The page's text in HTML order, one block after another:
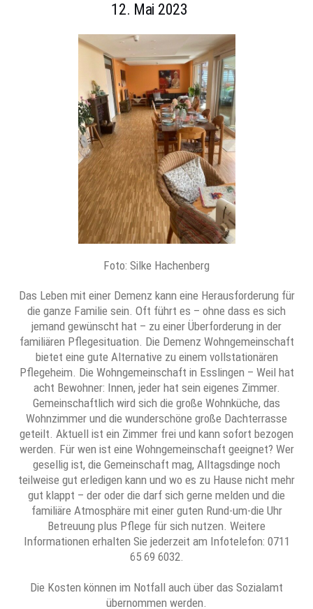
12. Mai 2023
Foto: Silke Hachenberg
Das Leben mit einer Demenz kann eine Herausforderung für
die ganze Familie sein. Oft führt es – ohne dass es sich
jemand gewünscht hat – zu einer Überforderung in der
familiären Pflegesituation. Die Demenz Wohngemeinschaft
bietet eine gute Alternative zu einem vollstationären
Pflegeheim. Die Wohngemeinschaft in Esslingen – Weil hat
acht Bewohner: Innen, jeder hat sein eigenes Zimmer.
Gemeinschaftlich wird sich die große Wohnküche, das
Wohnzimmer und die wunderschöne große Dachterrasse
geteilt. Aktuell ist ein Zimmer frei und kann sofort bezogen
werden. Für wen ist eine Wohngemeinschaft geeignet? Wer
gesellig ist, die Gemeinschaft mag, Alltagsdinge noch
teilweise gut erledigen kann und wo es zu Hause nicht mehr
gut klappt – der oder die darf sich gerne melden und die
familiäre Atmosphäre mit einer guten Rund-um-die Uhr
Betreuung plus Pflege für sich nutzen. Weitere
Informationen erhalten Sie jederzeit am Infotelefon: 0711
65 69 6032.
Die Kosten können im Notfall auch über das Sozialamt
übernommen werden.